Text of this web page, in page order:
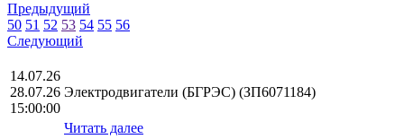
Предыдущий
50 51 52 53 54 55 56
Следующий
14.07.26
28.07.26
15:00:00
Электродвигатели (БГРЭС) (ЗП6071184)
Читать далее